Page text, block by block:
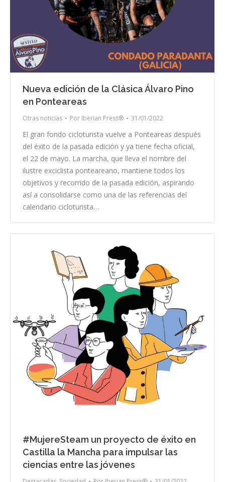
Nueva edición de la Clásica Álvaro Pino
en Ponteareas
Otras noticias Por Iberian Press® 31/01/2022
El gran fondo cicloturista vuelve a Ponteareas después
del éxito de la pasada edición y ya tiene fecha oficial,
el 22 de mayo. La marcha, que lleva el nombre del
ilustre exciclista ponteareano, mantiene todos los
objetivos y recorrido de la pasada edición, aspirando
así a consolidarse como una de las referencias del
calendario cicloturista…
#MujereSteam un proyecto de éxito en
Castilla la Mancha para impulsar las
ciencias entre las jóvenes